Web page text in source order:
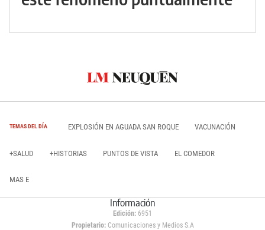
TEMAS DEL DÍA EXPLOSIÓN EN AGUADA SAN ROQUE VACUNACIÓN
+SALUD +HISTORIAS PUNTOS DE VISTA EL COMEDOR
MAS E
Información
Edición: 6951
Propietario:Comunicaciones y Medios S.A